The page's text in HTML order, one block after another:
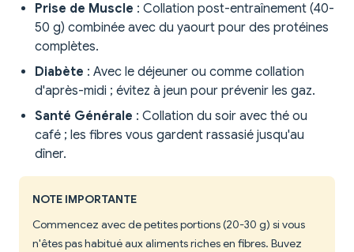
Prise de Muscle : Collation post-entraînement (40-
50 g) combinée avec du yaourt pour des protéines
complètes.
Diabète : Avec le déjeuner ou comme collation
d'après-midi ; évitez à jeun pour prévenir les gaz.
Santé Générale : Collation du soir avec thé ou
café ; les fibres vous gardent rassasié jusqu'au
dîner.
NOTE IMPORTANTE
Commencez avec de petites portions (20-30 g) si vous
n'êtes pas habitué aux aliments riches en fibres. Buvez